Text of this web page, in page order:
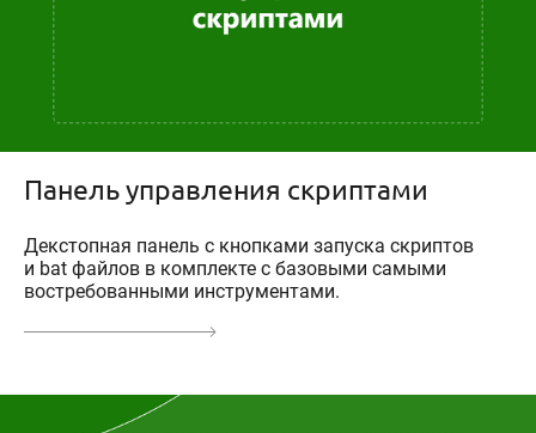
Панель управления скриптами
Декстопная панель с кнопками запуска скриптов
и bat файлов в комплекте с базовыми самыми
востребованными инструментами.